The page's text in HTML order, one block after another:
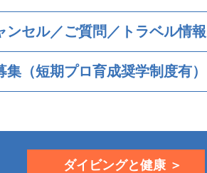
ンセル／ご質問／トラベル情報
集（短期プロ育成奨学制度有）
ダイビングと健康 ＞